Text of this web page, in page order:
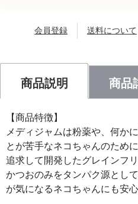
会員登録 送料について
商品説明 商品
【商品特徴】
メディジャムは粉薬や、何か
とが苦手なネコちゃんのため
追求して開発したグレインフ
かつおのみをタンパク源とし
が気になるネコちゃんにも安